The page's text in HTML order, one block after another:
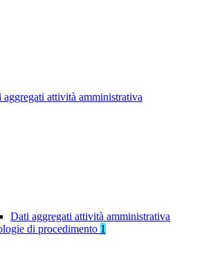
aggregati attività amministrativa
Dati aggregati attività amministrativa
di procedimento 1